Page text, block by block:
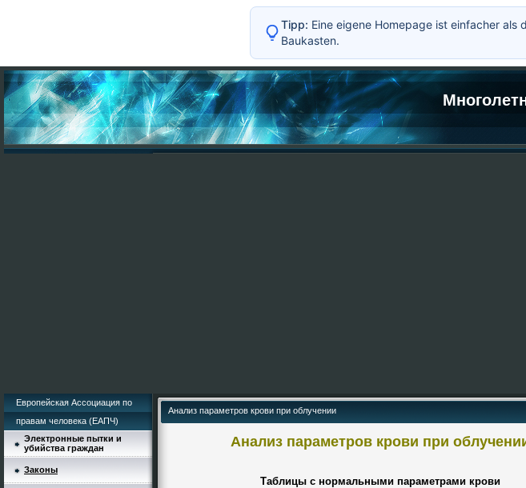
Европейская Ассоциация по
правам человека (ЕАПЧ)
Электронные пытки и
убийства граждан
Законы
Анализ параметров крови при облучении
Анализ параметров крови при
Таблицы с нормальными параметрами крови
Tipp: Eine eigene Homepage ist einfacher
Baukasten.